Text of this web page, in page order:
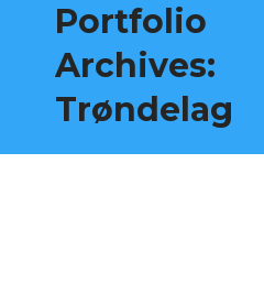
Portfolio
Archives:
Trøndelag